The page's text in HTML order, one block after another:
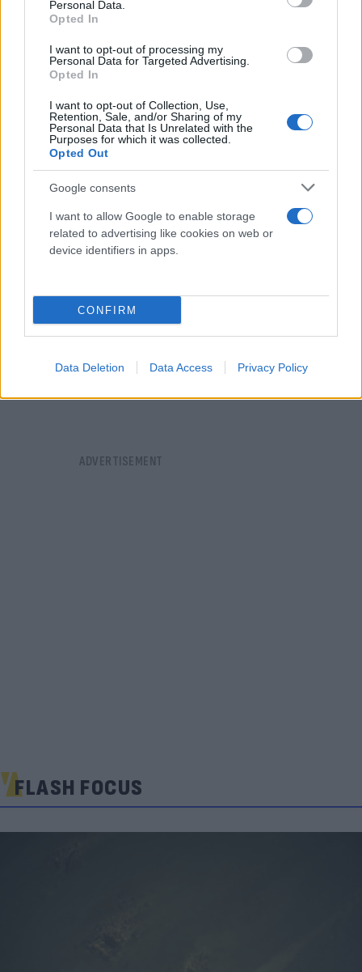
Personal Data.
Opted In
I want to opt-out of processing my
Personal Data for Targeted Advertising.
Opted In
I want to opt-out of Collection, Use,
Retention, Sale, and/or Sharing of my
Personal Data that Is Unrelated with the
Purposes for which it was collected.
Opted Out
Google consents
I want to allow Google to enable storage
related to advertising like cookies on web or
device identifiers in apps.
CONFIRM
Data Deletion Data Access Privacy Policy
Τρομερή στιγμή αλληλεγγύης: Λουόμενοι στήνουν
ανθρώπινη αλυσίδα για να βρουν 2χρονο που
χάθηκε
06.08.2026 ΜΑΡΊΑ ΚΑΤΡΙΝΆΚΗ
FLASH FOCUS